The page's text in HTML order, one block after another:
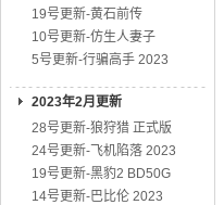
19号更新-黄石前传
10号更新-仿生人妻子
5号更新-行骗高手 2023
2023年2月更新
28号更新-狼狩猎 正式版
24号更新-飞机陷落 2023
19号更新-黑豹2 BD50G
14号更新-巴比伦 2023